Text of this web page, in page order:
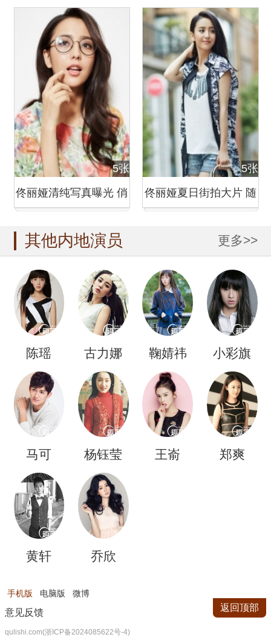
5张
佟丽娅清纯写真曝光 俏
5张
佟丽娅夏日街拍大片 随
其他内地演员 更多>>
陈瑶 古力娜
扎
鞠婧祎 小彩旗
马可 杨钰莹 王嵛 郑爽
黄轩 乔欣
手机版 电脑版 微博
意见反馈
qulishi.com(浙ICP备2024085622号-4)
返回顶部